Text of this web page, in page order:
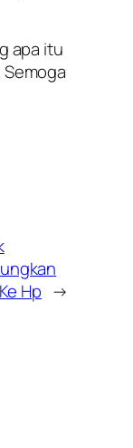
apa itu
Hp →